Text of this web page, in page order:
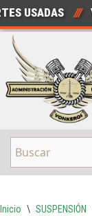
Saltar
al
contenido
USADAS ///
Inicio \ SUSPENSIÓN